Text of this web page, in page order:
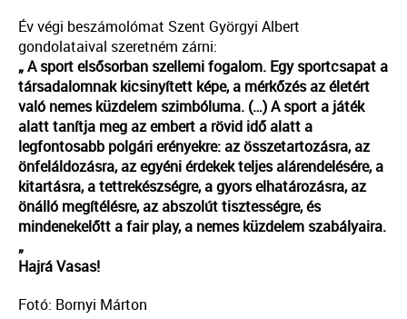
Év végi beszámolómat Szent Györgyi Albert
gondolataival szeretném zárni:
„ A sport elsősorban szellemi fogalom. Egy sportcsapat a
társadalomnak kicsinyített képe, a mérkőzés az életért
való nemes küzdelem szimbóluma. (…) A sport a játék
alatt tanítja meg az embert a rövid idő alatt a
legfontosabb polgári erényekre: az összetartozásra, az
önfeláldozásra, az egyéni érdekek teljes alárendelésére, a
kitartásra, a tettrekészségre, a gyors elhatározásra, az
önálló megítélésre, az abszolút tisztességre, és
mindenekelőtt a fair play, a nemes küzdelem szabályaira.
„
Hajrá Vasas!
Fotó: Bornyi Márton